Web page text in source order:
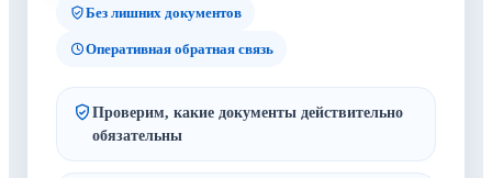
Без лишних документов
Оперативная обратная связь
Проверим, какие документы действительно
обязательны